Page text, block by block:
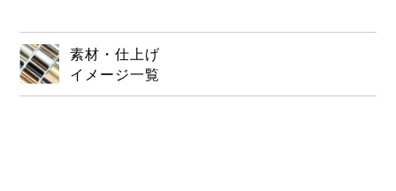
素材・仕上げ
イメージ一覧